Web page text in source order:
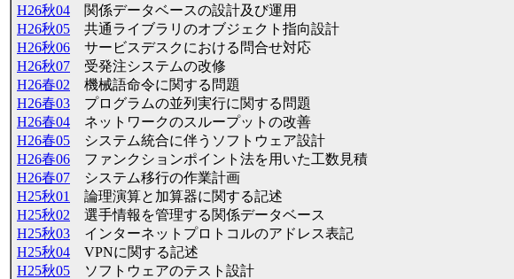
H26秋04 関係データベースの設計及び運用
H26秋05 共通ライブラリのオブジェクト指向設計
H26秋06 サービスデスクにおける問合せ対応
H26秋07 受発注システムの改修
H26春02 機械語命令に関する問題
H26春03 プログラムの並列実行に関する問題
H26春04 ネットワークのスループットの改善
H26春05 システム統合に伴うソフトウェア設計
H26春06 ファンクションポイント法を用いた工数見積
H26春07 システム移行の作業計画
H25秋01
論理演算と加算器に関する記述
H25秋02 選手情報を管理する関係データベース
H25秋03 インターネットプロトコルのアドレス表記
H25秋04 VPNに関する記述
H25秋05 ソフトウェアのテスト設計